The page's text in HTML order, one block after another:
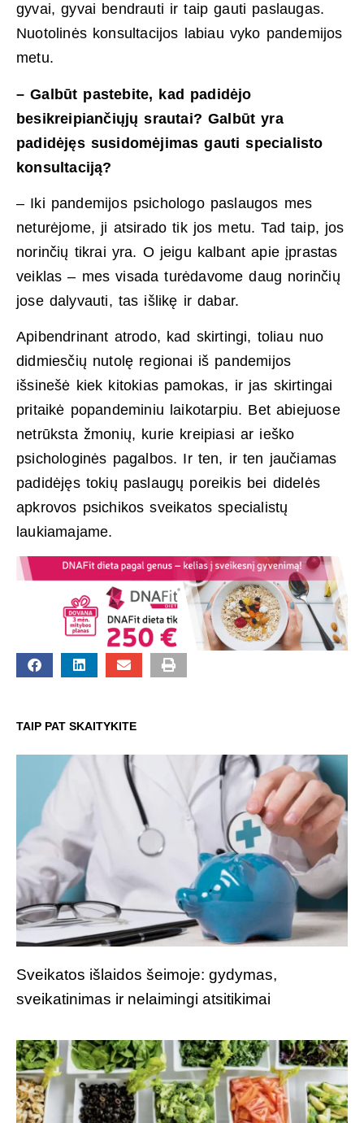
gyvai, gyvai bendrauti ir taip gauti paslaugas.
Nuotolinės konsultacijos labiau vyko pandemijos
metu.
– Galbūt pastebite, kad padidėjo
besikreipiančiųjų srautai? Galbūt yra
padidėjęs susidomėjimas gauti specialisto
konsultaciją?
– Iki pandemijos psichologo paslaugos mes
neturėjome, ji atsirado tik jos metu. Tad taip, jos
norinčių tikrai yra. O jeigu kalbant apie įprastas
veiklas – mes visada turėdavome daug norinčių
jose dalyvauti, tas išlikę ir dabar.
Apibendrinant atrodo, kad skirtingi, toliau nuo
didmiesčių nutolę regionai iš pandemijos
išsinešė kiek kitokias pamokas, ir jas skirtingai
pritaikė popandeminiu laikotarpiu. Bet abiejuose
netrūksta žmonių, kurie kreipiasi ar ieško
psichologinės pagalbos. Ir ten, ir ten jaučiamas
padidėjęs tokių paslaugų poreikis bei didelės
apkrovos psichikos sveikatos specialistų
laukiamajame.
TAIP PAT SKAITYKITE
Sveikatos išlaidos šeimoje: gydymas,
sveikatinimas ir nelaimingi atsitikimai